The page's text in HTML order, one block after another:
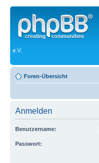
e.V.
Foren-Übersicht
Anmelden
Benutzername:
Passwort: